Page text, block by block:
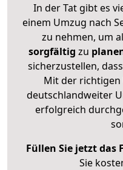
In der Tat gibt es
einem Umzug nach
zu nehmen, um
sorgfältig zu
sicherzustellen,
Mit der
deutschlandweiter
erfolgreich
Füllen Sie jetzt das
Sie